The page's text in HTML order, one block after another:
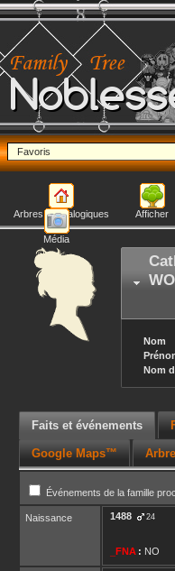
Favoris
Arbres généalogiques Afficher
Média
Nom
Nom
Faits et événements
Google Maps™ Arbre
Événements de la famille
Naissance 1488 24
_FNA : NO